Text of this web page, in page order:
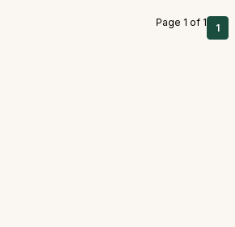
Page 1 of 1 1